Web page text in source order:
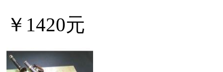
￥1420元